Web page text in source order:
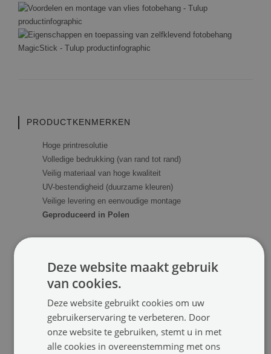
PRODUCTKENMERKEN
Hoge printresolutie
Volledige bedrukking (van rand tot rand)
Veilig materiaal van hoge kwaliteit
UV-bestendigheid (duurzame kleuren)
Veilige levering en eenvoudige montage
Geproduceerd in Polen
Beschikbare afmetingen: 104x70, 152x104, 250x104,
208x146, 312x219, 416x254 cm
Printtype:Latex (100% ecologisch)
Bestemming:Binnenshuis (voor de muur)
Personalisatie:Aanpassing mogelijk op verzoek van de
klant
Deze website maakt gebruik
van cookies.
Deze website gebruikt cookies om uw
gebruikerservaring te verbeteren. Door
onze website te gebruiken, stemt u in met
alle cookies in overeenstemming met ons